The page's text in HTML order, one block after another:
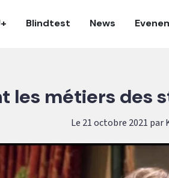
Blindtest News
les métiers des
Le 21 octobre 2021 par